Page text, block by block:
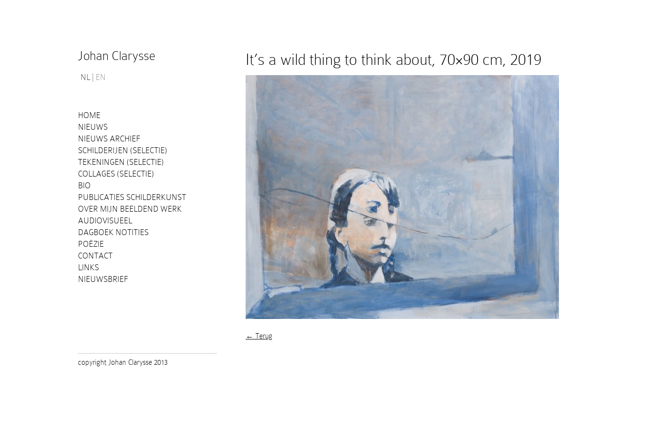
Johan Clarysse
NL EN
HOME
NIEUWS
NIEUWS ARCHIEF
SCHILDERIJEN (SELECTIE)
TEKENINGEN (SELECTIE)
COLLAGES (SELECTIE)
BIO
PUBLICATIES SCHILDERKUNST
OVER MIJN BEELDEND WERK
AUDIOVISUEEL
DAGBOEK NOTITIES
POËZIE
CONTACT
LINKS
NIEUWSBRIEF
It’s a wild thing to think about, 70×90 cm, 2019
← Terug
copyright Johan Clarysse 2013